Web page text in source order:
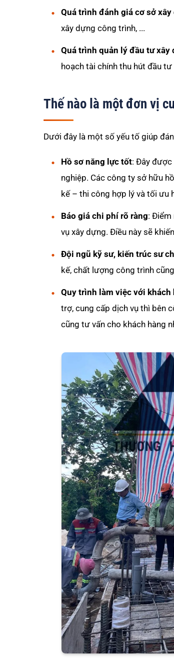
Quá trình đánh giá cơ sở xây
xây dựng công trình, ...
Quá trình quản lý đầu tư xây
hoạch tài chính thu hút đầu
Thế nào là một đơn vị
Dưới đây là một số yếu tố giúp
Hồ sơ năng lực tốt: Đây được
nghiệp. Các công ty sở hữu
kế – thi công hợp lý và tối ưu
Báo giá chi phí rõ ràng: Điểm
vụ xây dựng. Điều này sẽ
Đội ngũ kỹ sư, kiến trúc sư
kế, chất lượng công trình
Quy trình làm việc với khách
trợ, cung cấp dịch vụ thì bên
cũng tư vấn cho khách hàng